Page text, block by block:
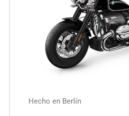
Hecho en Berlín